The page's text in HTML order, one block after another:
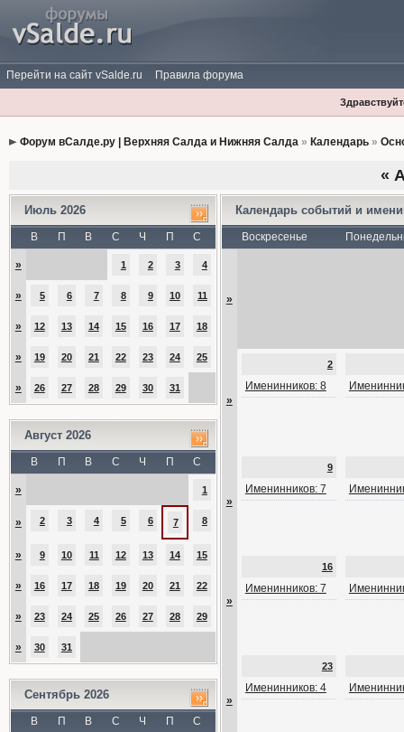
Перейти на сайт vSalde.ru Правила форума
Форум вСалде.ру | Верхняя Салда и Нижняя Салда» Календарь»
«
Июль 2026
В П В С Ч П С
» 1 2 3 4
» 5 6 7 8 9 10 11
» 12 13 14 15 16 17 18
» 19 20 21 22 23 24 25
» 26 27 28 29 30 31
Август 2026
В П В С Ч П С
» 1
» 2 3 4 5 6 7 8
» 9 10 11 12 13 14 15
» 16 17 18 19 20 21 22
» 23 24 25 26 27 28 29
» 30 31
Сентябрь 2026
В П В С Ч П С
Календарь событий и
Воскресенье
»
»
2
Именинников: 8
»
9
Именинников: 7
»
16
Именинников: 7
»
23
Именинников: 4